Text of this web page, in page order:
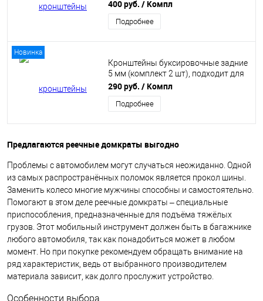
21214 PBK
400 руб. / Компл
Подробнее
Новинка
Кронштейны буксировочные задние
5 мм (комплект 2 шт), подходит для
Нива 2121-21213-21214 (21210-
2806052-00)
290 руб. / Компл
Подробнее
Предлагаются реечные домкраты выгодно
Проблемы с автомобилем могут случаться неожиданно. Одной
из самых распространённых поломок является прокол шины.
Заменить колесо многие мужчины способны и самостоятельно.
Помогают в этом деле реечные домкраты – специальные
приспособления, предназначенные для подъёма тяжёлых
грузов. Этот мобильный инструмент должен быть в багажнике
любого автомобиля, так как понадобиться может в любом
момент. Но при покупке рекомендуем обращать внимание на
ряд характеристик, ведь от выбранного производителем
материала зависит, как долго прослужит устройство.
Особенности выбора